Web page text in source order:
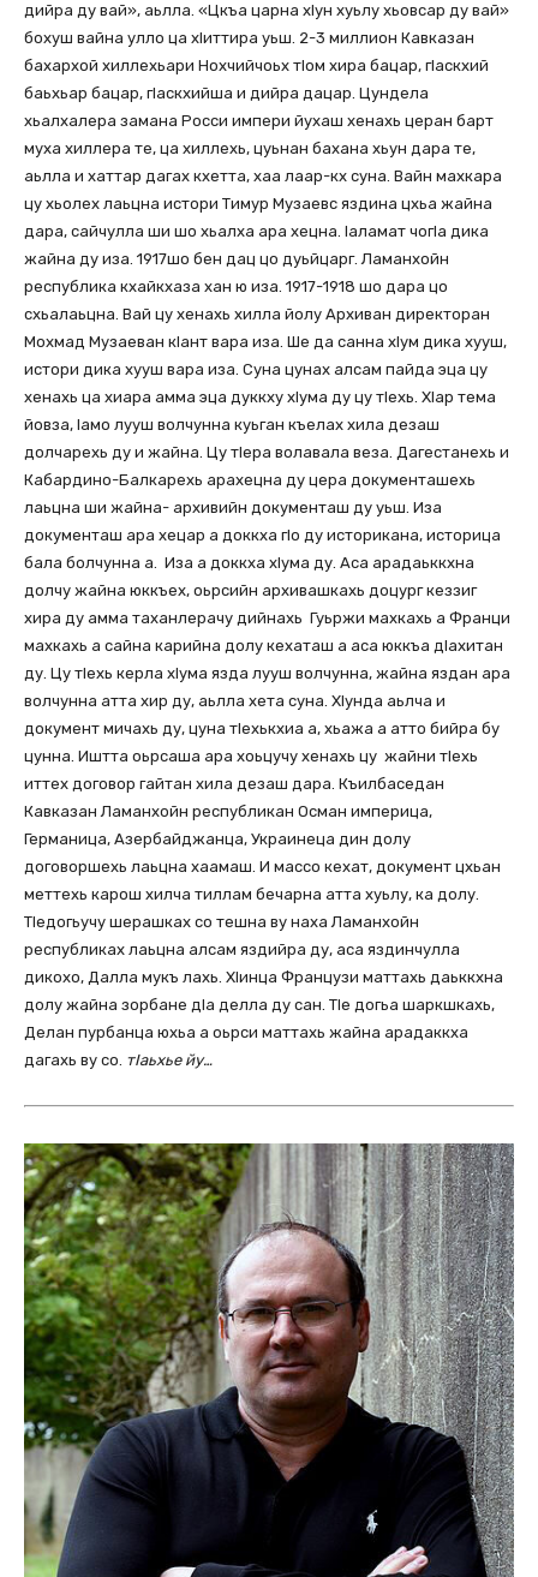
дийра ду вай», аьлла. «Цкъа царна хІун хуьлу хьовсар ду вай»
бохуш вайна улло ца хІиттира уьш. 2-3 миллион Кавказан
бахархой хиллехьари Нохчийчоьх тІом хира бацар, гІаскхий
баьхьар бацар, гІаскхийша и дийра дацар. Цундела
хьалхалера замана Росси импери йухаш хенахь церан барт
муха хиллера те, ца хиллехь, цуьнан бахана хьун дара те,
аьлла и хаттар дагах кхетта, хаа лаар-кх суна. Вайн махкара
цу хьолех лаьцна истори Тимур Музаевс яздина цхьа жайна
дара, сайчулла ши шо хьалха ара хецна. Іаламат чогІа дика
жайна ду иза. 1917шо бен дац цо дуьйцарг. Ламанхойн
республика кхайкхаза хан ю иза. 1917-1918 шо дара цо
схьалаьцна. Вай цу хенахь хилла йолу Архиван директоран
Мохмад Музаеван кІант вара иза. Ше да санна хІум дика хууш,
истори дика хууш вара иза. Суна цунах алсам пайда эца цу
хенахь ца хиара амма эца дуккху хІума ду цу тІехь. ХІар тема
йовза, Іамо лууш волчунна куьган къелах хила дезаш
долчарехь ду и жайна. Цу тІера волавала веза. Дагестанехь и
Кабардино-Балкарехь арахецна ду цера документашехь
лаьцна ши жайна- архивийн документаш ду уьш. Иза
документаш ара хецар а доккха гІо ду историкана, историца
бала болчунна а. Иза а доккха хІума ду. Аса арадаьккхна
долчу жайна юккъех, оьрсийн архивашкахь доцург кеззиг
хира ду амма таханлерачу дийнахь Гуьржи махкахь а Франци
махкахь а сайна карийна долу кехаташ а аса юккъа дІахитан
ду. Цу тІехь керла хІума язда лууш волчунна, жайна яздан ара
волчунна атта хир ду, аьлла хета суна. ХІунда аьлча и
документ мичахь ду, цуна тІехькхиа а, хьажа а атто бийра бу
цунна. Иштта оьрсаша ара хоьцучу хенахь цу жайни тІехь
иттех договор гайтан хила дезаш дара. Къилбаседан
Кавказан Ламанхойн республикан Осман империца,
Германица, Азербайджанца, Украинеца дин долу
договоршехь лаьцна хаамаш. И массо кехат, документ цхьан
меттехь карош хилча тиллам бечарна атта хуьлу, ка долу.
ТІедогьучу шерашках со тешна ву наха Ламанхойн
республиках лаьцна алсам яздийра ду, аса яздинчулла
дикохо, Далла мукъ лахь. ХІинца Французи маттахь даьккхна
долу жайна зорбане дІа делла ду сан. ТІе догьа шаркшкахь,
Делан пурбанца юхьа а оьрси маттахь жайна арадаккха
дагахь ву со. тІаьхье йу…